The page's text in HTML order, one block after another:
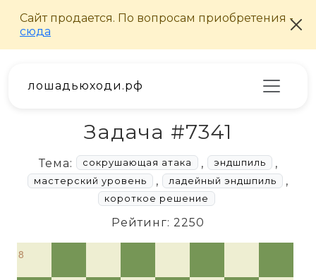
лошадьюходи.рф
Задача #7341
Тема: сокрушающая атака , эндшпиль ,
мастерский уровень , ладейный эндшпиль ,
короткое решение
Рейтинг: 2250
8